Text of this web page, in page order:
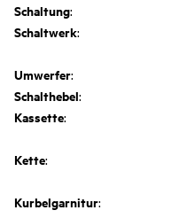
Schaltung:
Schaltwerk:
Umwerfer:
Schalthebel:
Kassette:
Kette:
Kurbelgarnitur: